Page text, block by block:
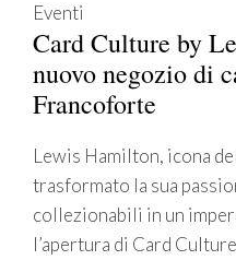
Eventi
Card Culture by
nuovo negozio di
Francoforte
Lewis Hamilton, icona
trasformato la sua
collezionabili in un
l’apertura di Card